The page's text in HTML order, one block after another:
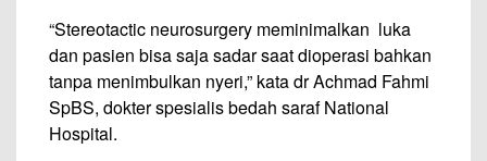
“Stereotactic neurosurgery meminimalkan luka
dan pasien bisa saja sadar saat dioperasi bahkan
tanpa menimbulkan nyeri,” kata dr Achmad Fahmi
SpBS, dokter spesialis bedah saraf National
Hospital.